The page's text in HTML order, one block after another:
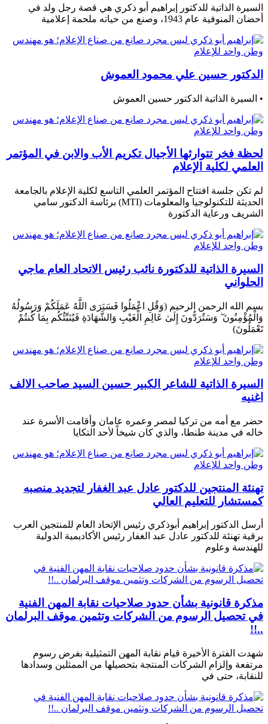
السيرة الذاتية للدكتور إبراهيم أبو ذكري هي قصة رجل ولد في
أحضان المنوفية عام 1943، وصنع من حياته ملحمة إعلامية
الدكتور حسين علي محمود العموش
• السيرة الذاتية الدكتور حسين العموش
لحظة فخر تتوارثها الأجيال تكريم الأب والابن في المؤتمر
العلمي لكلية الإعلام
لم تكن جلسة افتتاح المؤتمر العلمي التاسع لكلية الإعلام بالجامعة
الحديثة للتكنولوجيا والمعلومات (MTI) برئاسة الدكتور سامي
الشريف ورعاية الدكتورة
السيرة الذاتية للدكتورة نائب رئيس الاتحاد العام ماجي
الحلواني
بسم الله الرحمن الرحيم (وَقُلِ اعْمَلُوا فَسَيَرَى اللَّهُ عَمَلَكُمْ وَرَسُولُهُ
وَالْمُؤْمِنُونَ ۖ وَسَتُرَدُّونَ إِلَىٰ عَالِمِ الْغَيْبِ وَالشَّهَادَةِ فَيُنَبِّئُكُم بِمَا كُنتُمْ
تَعْمَلُونَ)
السيرة الذاتية للشاعر الكبير حسين السيد صاحب الالف
اغنيه
حضر مع أمه من تركيا لمصر وعمره عامان وأقامت الأسرة عند
خاله في مدينة طنطا، والذي كان شيخاً لأحد التكايا
تهنئة المنتجين للدكتور عادل عبد الغفار لتجديد منصبه
كمستشار للتعليم العالي
أرسل الدكتور إبراهيم أبوذكري رئيس الإتحاد العام للمنتجين العرب
برقية تهنئة للدكتور عادل عبد الغفار رئيس الأكاديمية الدولية
للهندسة وعلوم
مذكرة قانونية بشأن حدود صلاحيات نقابة المهن الفنية
في تحصيل الرسوم من الشركات وتثمين موقف البرلمان
..!!
شهدت الفترة الأخيرة قيام نقابة المهن التمثيلية بفرض رسوم
مرتفعة وإلزام الشركات المنتجة بتحصيلها من الممثلين وسدادها
للنقابة، حتى في